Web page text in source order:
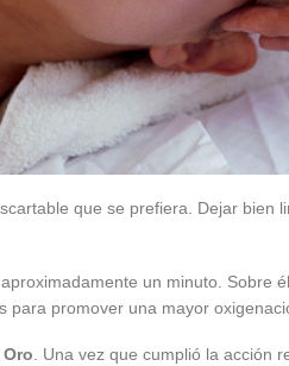
que se prefiera. Dejar bien
aproximadamente un minuto. Sobre
para promover una mayor
. Una vez que cumplió la acción